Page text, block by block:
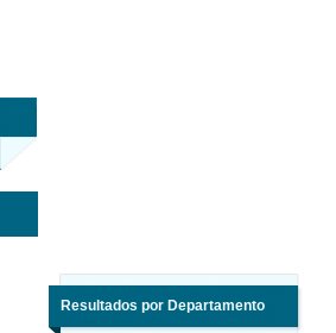
Resultados por Departamento